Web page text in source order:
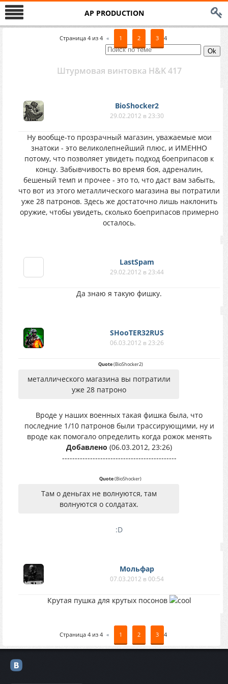
AP PRODUCTION
Страница 4 из 4 « 1 2 3 4
Штурмовая винтовка H&K 417
BioShocker2
29.02.2012 в 23:30
Ну вообще-то прозрачный магазин, уважаемые мои
знатоки - это великолепнейший плюс, и ИМЕННО
потому, что позволяет увидеть подход боеприпасов к
концу. Забывчивость во время боя, адреналин,
бешеный темп и прочее - это то, что даст вам забыть,
что вот из этого металлического магазина вы потратили
уже 28 патронов. Здесь же достаточно лишь наклонить
оружие, чтобы увидеть, сколько боеприпасов примерно
осталось.
LastSpam
29.02.2012 в 23:44
Да знаю я такую фишку.
SHooTER32RUS
06.03.2012 в 23:26
Quote(BioShocker2)
металлического магазина вы потратили
уже 28 патроно
Вроде у наших военных такая фишка была, что
последние 1/10 патронов были трассирующими, ну и
вроде как помогало определить когда рожок менять
Добавлено (06.03.2012, 23:26)
---------------------------------------------
Quote(BioShocker)
Там о деньгах не волнуются, там
волнуются о солдатах.
:D
Мольфар
07.03.2012 в 00:54
Крутая пушка для крутых посонов
Страница 4 из 4 « 1 2 3 4